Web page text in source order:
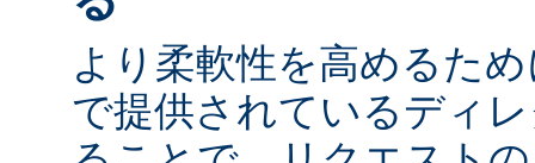
より柔軟性を高めるた
で提供されているディ